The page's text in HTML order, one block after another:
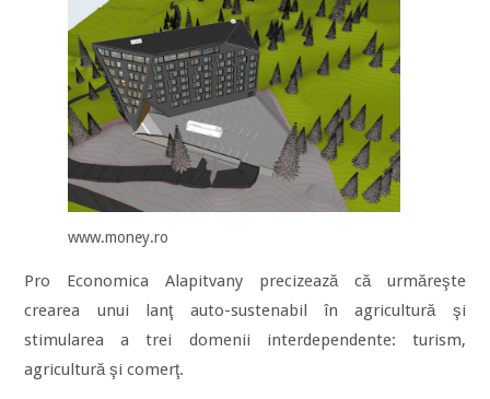
www.money.ro
Pro Economica Alapitvany precizează că urmăreşte
crearea unui lanţ auto-sustenabil în agricultură şi
stimularea a trei domenii interdependente: turism,
agricultură şi comerţ.